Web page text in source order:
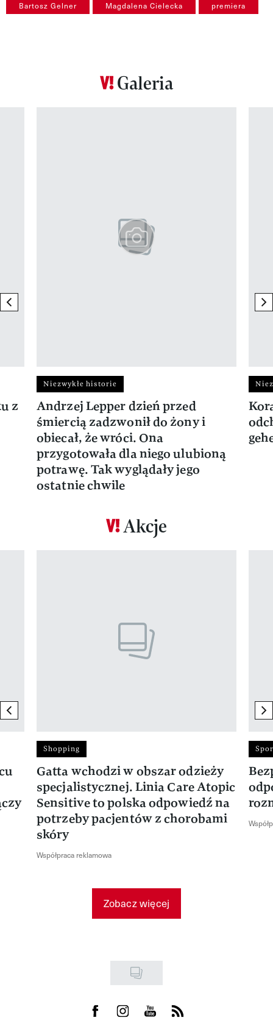
Bartosz Gelner Magdalena Cielecka premiera
Galeria
previous element
z
Niezwykłe historie
Andrzej Lepper dzień przed
śmiercią zadzwonił do żony i
obiecał, że wróci. Ona
przygotowała dla niego ulubioną
potrawę. Tak wyglądały jego
ostatnie chwile
Akcje
previous element
Shopping
Gatta wchodzi w obszar odzieży
specjalistycznej. Linia Care Atopic
Sensitive to polska odpowiedź na
potrzeby pacjentów z chorobami
skóry
Współpraca reklamowa
Zobacz więcej
Visit us on Facebook
Visit us on Instagram
Visit us on Youtube
Visit us on Rss